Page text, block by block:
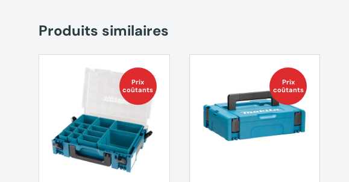
Produits similaires
Prix
coûtants
Prix
coûtants